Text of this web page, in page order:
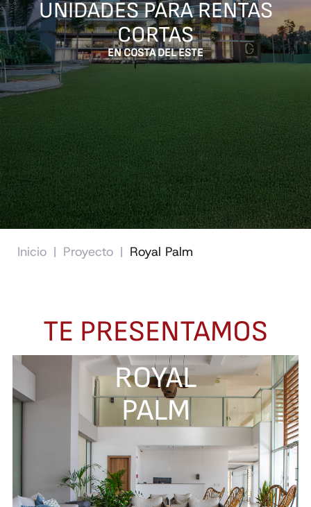
UNIDADES PARA RENTAS
CORTAS
EN COSTA DEL ESTE
Inicio | Proyecto | Royal Palm
TE PRESENTAMOS
ROYAL
PALM